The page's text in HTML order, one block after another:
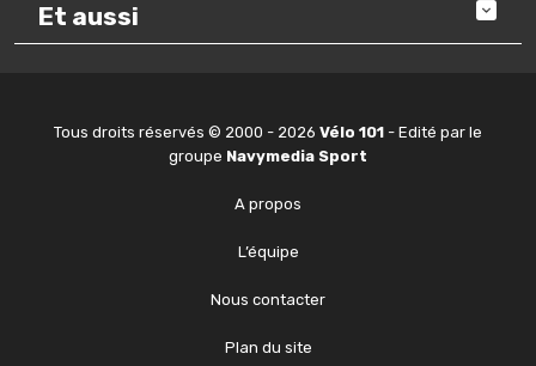
Et aussi
Tous droits réservés © 2000 - 2026 Vélo 101 - Edité par le
groupe Navymedia Sport
A propos
L’équipe
Nous contacter
Plan du site